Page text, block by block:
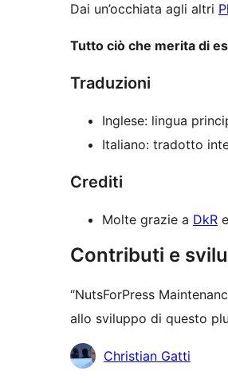
Dai un’occhiata agli altri
Tutto ciò che merita di
Traduzioni
Inglese: lingua
Italiano: tradotto
Crediti
Molte grazie a DkR
Contributi e
“NutsForPress
allo sviluppo di questo
Collaboratori
Christian Gatti